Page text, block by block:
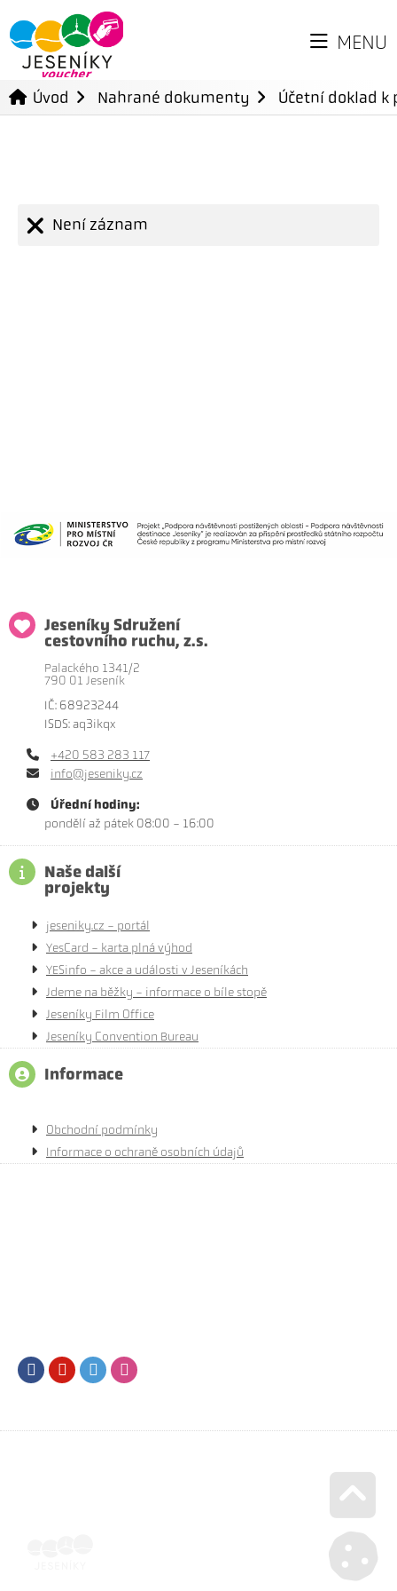
MENU
Úvod Nahrané dokumenty Účetní doklad
Není záznam
Jeseníky Sdružení
cestovního ruchu, z.s.
Palackého 1341/2
790 01 Jeseník
IČ: 68923244
ISDS: aq3ikqx
+420 583 283 117
info@jeseniky.cz
Úřední hodiny:
pondělí až pátek 08:00 - 16:00
Naše další
projekty
jeseniky.cz - portál
YesCard - karta plná výhod
YESinfo - akce a události v Jeseníkách
Jdeme na běžky - informace o bíle stopě
Jeseníky Film Office
Jeseníky Convention Bureau
Informace
Obchodní podmínky
Informace o ochraně osobních údajů
FacebookYoutubeTwitter
Go